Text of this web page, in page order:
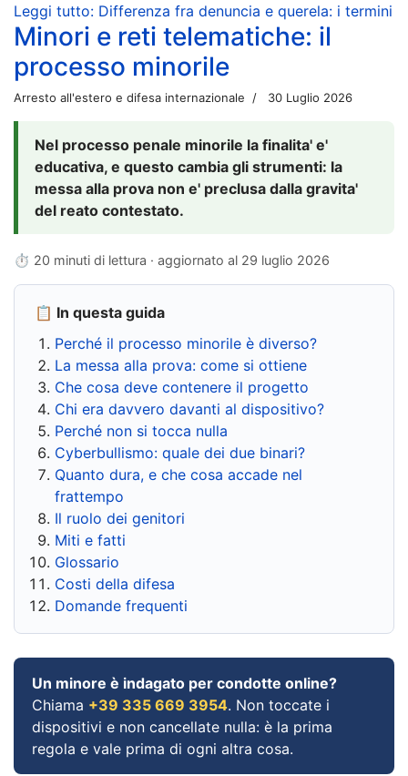
Leggi tutto: Differenza fra denuncia e querela: i termini
Minori e reti telematiche: il
processo minorile
Arresto all'estero e difesa internazionale 30 Luglio 2026
Nel processo penale minorile la finalita' e'
educativa, e questo cambia gli strumenti: la
messa alla prova non e' preclusa dalla gravita'
del reato contestato.
⏱ 20 minuti di lettura · aggiornato al 29 luglio 2026
📋 In questa guida
Perché il processo minorile è diverso?
La messa alla prova: come si ottiene
Che cosa deve contenere il progetto
Chi era davvero davanti al dispositivo?
Perché non si tocca nulla
Cyberbullismo: quale dei due binari?
Quanto dura, e che cosa accade nel
frattempo
Il ruolo dei genitori
Miti e fatti
Glossario
Costi della difesa
Domande frequenti
Un minore è indagato per condotte online?
Chiama +39 335 669 3954. Non toccate i
dispositivi e non cancellate nulla: è la prima
regola e vale prima di ogni altra cosa.